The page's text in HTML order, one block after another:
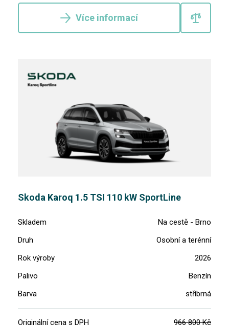
Více informací
Skoda Karoq 1.5 TSI 110 kW SportLine
Skladem
Na cestě - Brno
Druh
Osobní a terénní
Rok výroby
2026
Palivo
Benzín
Barva
stříbrná
Originální cena s DPH 966 800 Kč